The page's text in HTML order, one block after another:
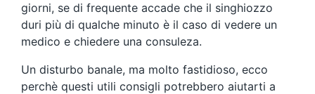
giorni, se di frequente accade che il singhiozzo
duri più di qualche minuto è il caso di vedere un
medico e chiedere una consuleza.
Un disturbo banale, ma molto fastidioso, ecco
perchè questi utili consigli potrebbero aiutarti a